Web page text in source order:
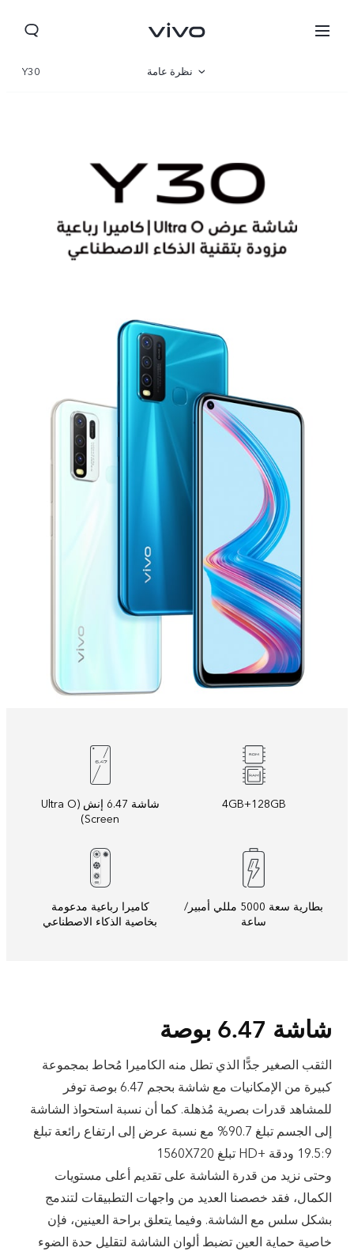
Y30 نظرة عامة
شاشة 6.47 إنش (Ultra O
Screen)
4GB+128GB
كاميرا رباعية مدعومة
بخاصية الذكاء الاصطناعي
بطارية سعة 5000 مللي أمبير/
ساعة
شاشة 6.47 بوصة
الثقب الصغير جدًّا الذي تطل منه الكاميرا مُحاط بمجموعة
كبيرة من الإمكانيات مع شاشة بحجم 6.47 بوصة توفر
للمشاهد قدرات بصرية مُذهلة. كما أن نسبة استحواذ الشاشة
إلى الجسم تبلغ 90.7% مع نسبة عرض إلى ارتفاع رائعة تبلغ
19.5:9 ودقة HD+‎ تبلغ 1560X720
وحتى نزيد من قدرة الشاشة على تقديم أعلى مستويات
الكمال، فقد خصصنا العديد من واجهات التطبيقات لتندمج
بشكل سلس مع الشاشة. وفيما يتعلق براحة العينين، فإن
خاصية حماية العين تضبط ألوان الشاشة لتقليل حدة الضوء